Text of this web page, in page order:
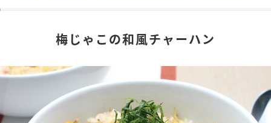
商品情報
商品カテゴリ
調味酢
新商品一覧
梅じゃこの和風チャーハン